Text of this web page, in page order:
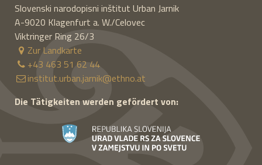
Slovenski narodopisni inštitut Urban Jarnik
A-9020 Klagenfurt a. W./Celovec
Viktringer Ring 26/3
Zur Landkarte
+43 463 51 62 44
institut.urban.jarnik@ethno.at
Die Tätigkeiten werden gefördert von: